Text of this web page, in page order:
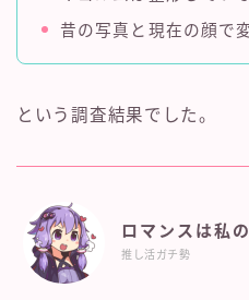
昔の写真と現在の顔で
という調査結果でした。
ロマンスは私
推し活ガチ勢